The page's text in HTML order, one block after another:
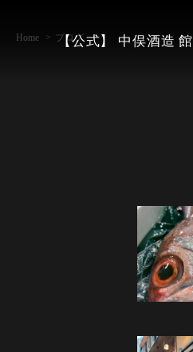
【公式】 中俣酒造 館
Home ブログ